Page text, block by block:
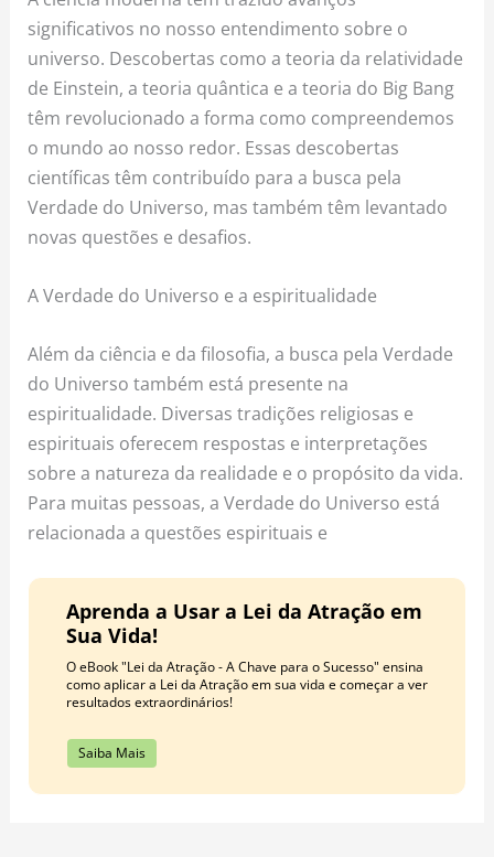
significativos no nosso entendimento sobre o
universo. Descobertas como a teoria da relatividade
de Einstein, a teoria quântica e a teoria do Big Bang
têm revolucionado a forma como compreendemos
o mundo ao nosso redor. Essas descobertas
científicas têm contribuído para a busca pela
Verdade do Universo, mas também têm levantado
novas questões e desafios.
A Verdade do Universo e a espiritualidade
Além da ciência e da filosofia, a busca pela Verdade
do Universo também está presente na
espiritualidade. Diversas tradições religiosas e
espirituais oferecem respostas e interpretações
sobre a natureza da realidade e o propósito da vida.
Para muitas pessoas, a Verdade do Universo está
relacionada a questões espirituais e
Aprenda a Usar a Lei da Atração em
Sua Vida!
O eBook "Lei da Atração - A Chave para o Sucesso" ensina
como aplicar a Lei da Atração em sua vida e começar a ver
resultados extraordinários!
Saiba Mais